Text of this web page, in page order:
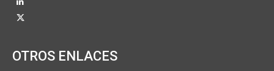
OTROS ENLACES